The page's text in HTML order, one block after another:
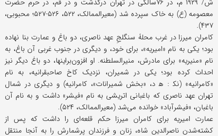
ش/ ۱۹۲۹ م، در ۷۶سالگی در تهران درگذشت و در قم، در حرم حضرت
معصومه (ع) به خاک سپرده شد (معیرالممالک، ۵۲۲، ۵۲۶-۵۲۷؛ محبوبی،
۴۳۷).
کامران میرزا در غرب محلۀ سنگلجِ عهد ناصری، دو باغ و عمارت بنا نهاده
بود؛ یکی به نام «امیریه»، برای خود، و دیگری در جنوب غربی آن باغ، به
نام «منیریه» برای مادرش، منیرالسلطنه. او افزون‌براینها، دو باغ دیگر نیز
احداث کرده بود؛ یکی در شمیران، نزدیک کاخ صاحبقرانیه، به نام
«کامرانیه» (نک‍ : ه‍ د، «بخش شمیرانات»، کامرانیه) و دیگری در شمال
تهران عهد ناصری که باغبانی اتریشی به نام «فیشر» داشت و به نام آن
باغبان، «فیشرآباد» خوانده می‌شد (معیرالممالک، ۵۲۴).
عمارت امیریه برای کامران میرزا حکم قلعه‌ای را داشت که پس از
کشته‌شدن ناصرالدین شاه، زنان و فرزندان پرشمارش را به آنجا منتقل